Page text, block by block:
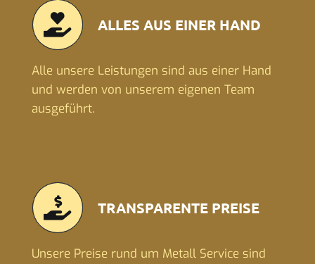
ALLES AUS EINER HAND
Alle unsere Leistungen sind aus einer Hand
und werden von unserem eigenen Team
ausgeführt.
TRANSPARENTE PREISE
Unsere Preise rund um Metall Service sind